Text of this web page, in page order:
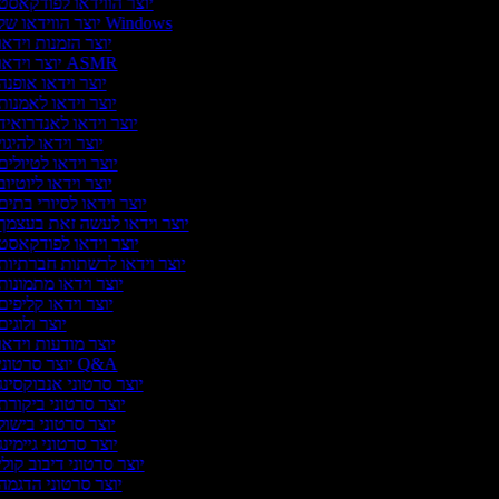
יוצר הווידאו של Windows
יוצר הזמנות
יוצר וידאו ASMR
יוצר וידאו
יוצר וידאו
יוצר וידאו
יוצר וידאו
יוצר וידאו
יוצר וידאו
יוצר וידאו לסיורי
יוצר וידאו לעשה זאת
יוצר וידאו
יוצר וידאו לרשתות
יוצר וידאו
יוצר וידאו
יוצר
יוצר מודעות
יוצר סרטוני Q&A
יוצר סרטוני
יוצר סרטוני
יוצר סרטוני
יוצר סרטוני
יוצר סרטוני דיבוב
יוצר סרטוני